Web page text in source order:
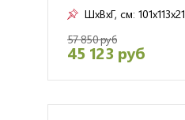
ШxВxГ, см:
57 850 руб
45 123 руб